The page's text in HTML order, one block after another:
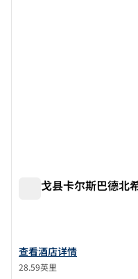
圣迭戈县卡尔斯巴德北
查看欢朋酒店 Carlsbad-北
查看酒店详情
28.59英里